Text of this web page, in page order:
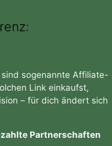
sogenannte Affiliate-
Link einkaufst,
– für dich ändert sich
Partnerschaften